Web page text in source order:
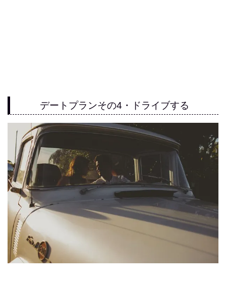
デートプランその4・ドライブする